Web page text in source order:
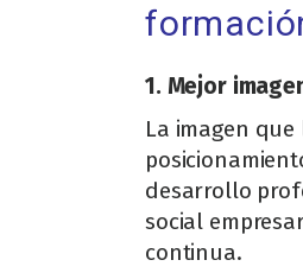
1. Mejor
La imagen
desarrollo
social
continua.